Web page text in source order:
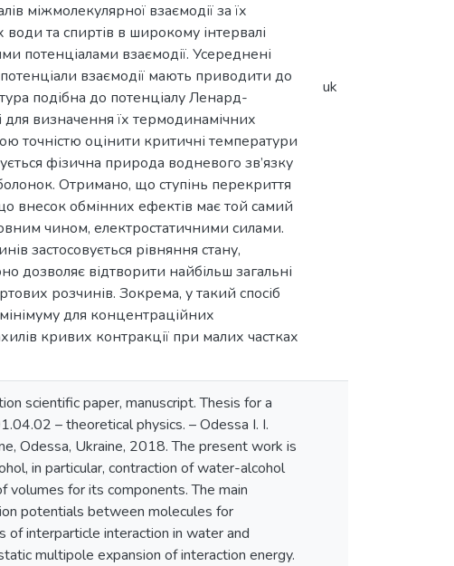
міжмолекулярної взаємодії за їх
та спиртів в широкому інтервалі
потенціалами взаємодії. Усереднені
взаємодії мають приводити до
подібна до потенціалу Ленард-
визначення їх термодинамічних
точністю оцінити критичні температури
фізична природа водневого зв’язку
Отримано, що ступінь перекриття
внесок обмінних ефектів має той самий
чином, електростатичними силами.
застосовується рівняння стану,
дозволяє відтворити найбільш загальні
розчинів. Зокрема, у такий спосіб
для концентраційних
кривих контракції при малих частках
uk
scientific paper, manuscript. Thesis for a
– theoretical physics. – Odessa I. I.
Odessa, Ukraine, 2018. The present work is
in particular, contraction of water-alcohol
for its components. The main
potentials between molecules for
interparticle interaction in water and
multipole expansion of interaction energy.